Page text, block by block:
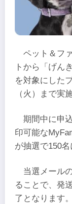
ペット＆フ
トから「げん
を対象にした
（火）まで実
期間中に申
印可能な
が抽選で150名
当選メール
ることで、発
了となります